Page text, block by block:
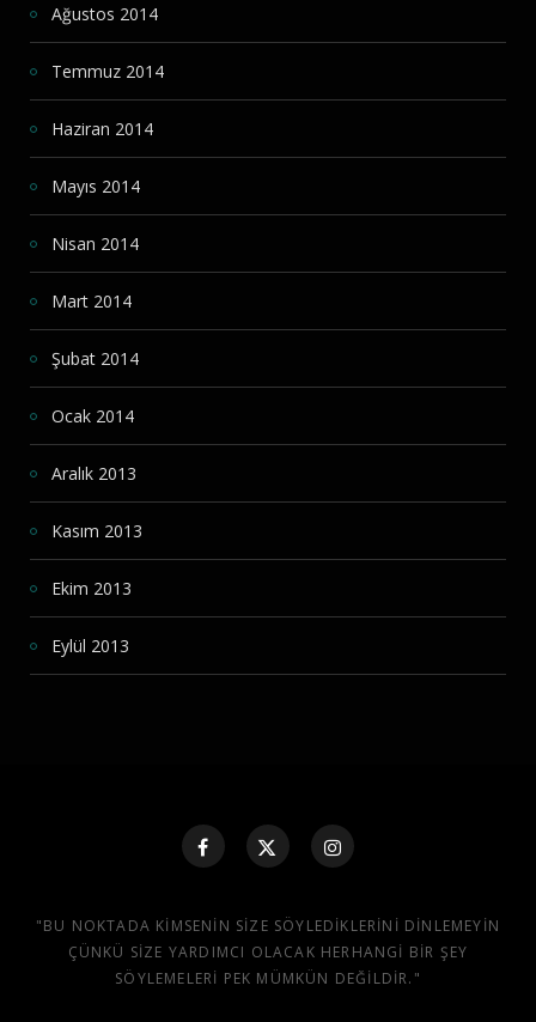
Ağustos 2014
Temmuz 2014
Haziran 2014
Mayıs 2014
Nisan 2014
Mart 2014
Şubat 2014
Ocak 2014
Aralık 2013
Kasım 2013
Ekim 2013
Eylül 2013
"BU NOKTADA KIMSENIN SIZE SÖYLEDIKLERINI DINLEMEYIN
ÇÜNKÜ SIZE YARDIMCI OLACAK HERHANGI BIR ŞEY
SÖYLEMELERI PEK MÜMKÜN DEĞILDIR."